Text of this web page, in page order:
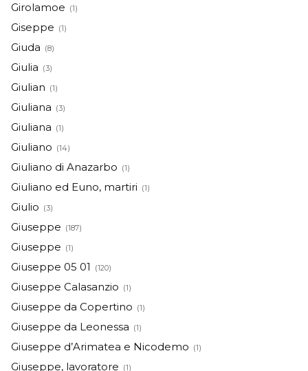
Girolamoe (1)
Giseppe (1)
Giuda (8)
Giulia (3)
Giulian (1)
Giuliana (3)
Giuliana (1)
Giuliano (14)
Giuliano di Anazarbo (1)
Giuliano ed Euno, martiri (1)
Giulio (3)
Giuseppe (187)
Giuseppe (1)
Giuseppe 05 01 (120)
Giuseppe Calasanzio (1)
Giuseppe da Copertino (1)
Giuseppe da Leonessa (1)
Giuseppe d’Arimatea e Nicodemo (1)
Giuseppe, lavoratore (1)